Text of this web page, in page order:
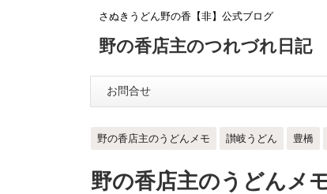
さぬきうどん野の香【非】公式ブログ
野の香店主のつれづれ日記
お問合せ
野の香店主のうどんメモ 讃岐うどん 豊橋
野の香店主のうどんメ